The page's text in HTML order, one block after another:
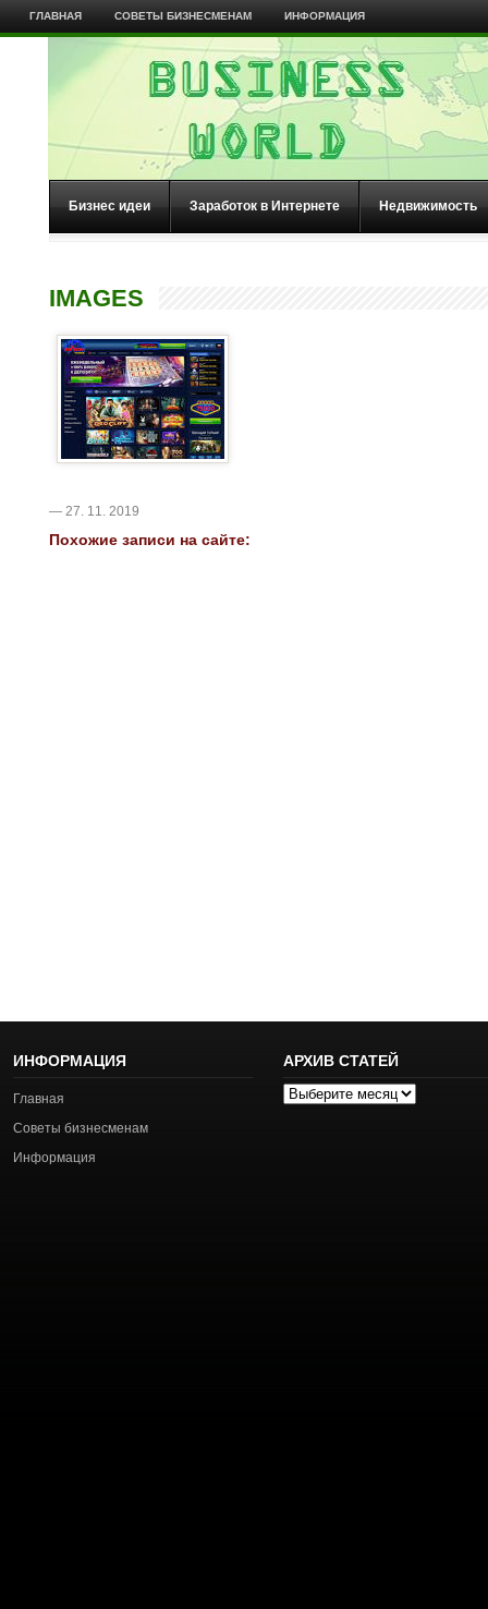
ГЛАВНАЯ СОВЕТЫ БИЗНЕСМЕНАМ ИНФОРМАЦИЯ
Бизнес идеи Заработок в Интернете Недвижимость
IMAGES
— 27. 11. 2019
Похожие записи на сайте:
ИНФОРМАЦИЯ
Главная
Советы бизнесменам
Информация
АРХИВ СТАТЕЙ
Архив